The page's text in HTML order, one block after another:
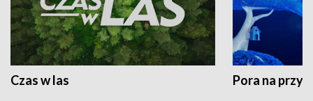
Czas w las Pora na